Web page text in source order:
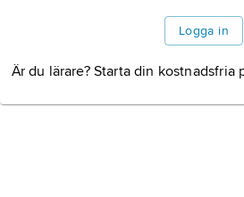
Logga in
Är du lärare? Starta din kostnadsfria